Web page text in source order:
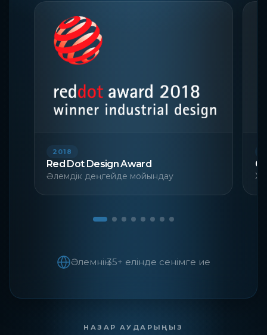
2018
Red Dot Design Award
Әлемдік деңгейде мойындау
Әлемнің 35+ елінде сенімге ие
НАЗАР АУДАРЫҢЫЗ